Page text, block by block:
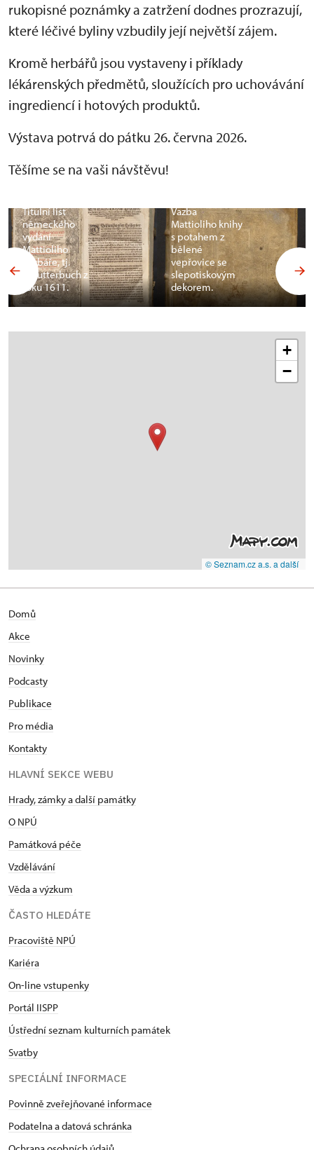
rukopisné poznámky a zatržení dodnes prozrazují,
které léčivé byliny vzbudily její největší zájem.
Kromě herbářů jsou vystaveny i příklady
lékárenských předmětů, sloužících pro uchovávání
ingrediencí i hotových produktů.
Výstava potrvá do pátku 26. června 2026.
Těšíme se na vaši návštěvu!
Titulní list
německého
vydání
Mattioliho
herbáře, tj.
Kreutterbuch z
roku 1611.
Vazba
Mattioliho knihy
s potahem z
bělené
vepřovice se
slepotiskovým
dekorem.
+
−
© Seznam.cz a.s. a další
Domů
Akce
Novinky
Podcasty
Publikace
Pro média
Kontakty
HLAVNÍ SEKCE WEBU
Hrady, zámky a další památky
O NPÚ
Památková péče
Vzdělávání
Věda a výzkum
ČASTO HLEDÁTE
Pracoviště NPÚ
Kariéra
On-line vstupenky
Portál IISPP
Ústřední seznam kulturních památek
Svatby
SPECIÁLNÍ INFORMACE
Povinně zveřejňované informace
Podatelna a datová schránka